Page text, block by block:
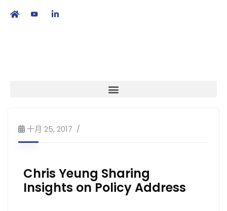
十月 25, 2017
Chris Yeung Sharing
Insights on Policy Address